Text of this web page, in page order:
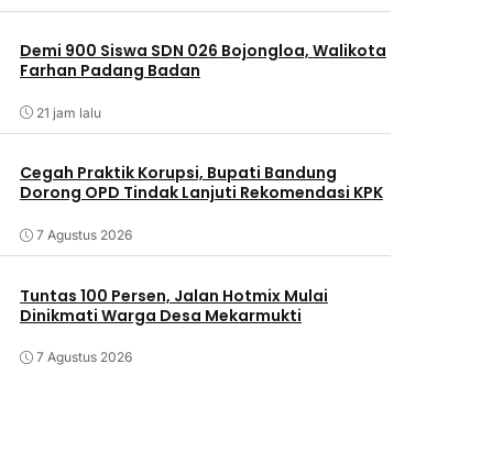
Demi 900 Siswa SDN 026 Bojongloa, Walikota
Farhan Padang Badan
21 jam lalu
Cegah Praktik Korupsi, Bupati Bandung
Dorong OPD Tindak Lanjuti Rekomendasi KPK
7 Agustus 2026
Tuntas 100 Persen, Jalan Hotmix Mulai
Dinikmati Warga Desa Mekarmukti
7 Agustus 2026